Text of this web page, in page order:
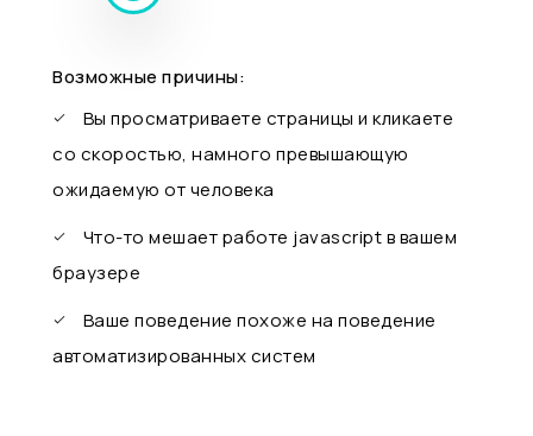
Возможные причины:
Вы просматриваете страницы и кликаете
со скоростью, намного превышающую
ожидаемую от человека
Что-то мешает работе javascript в вашем
браузере
Ваше поведение похоже на поведение
автоматизированных систем